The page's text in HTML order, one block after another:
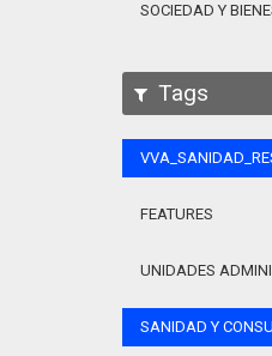
SOCIEDAD Y
Tags
FEATURES
UNIDADES
SANIDAD Y